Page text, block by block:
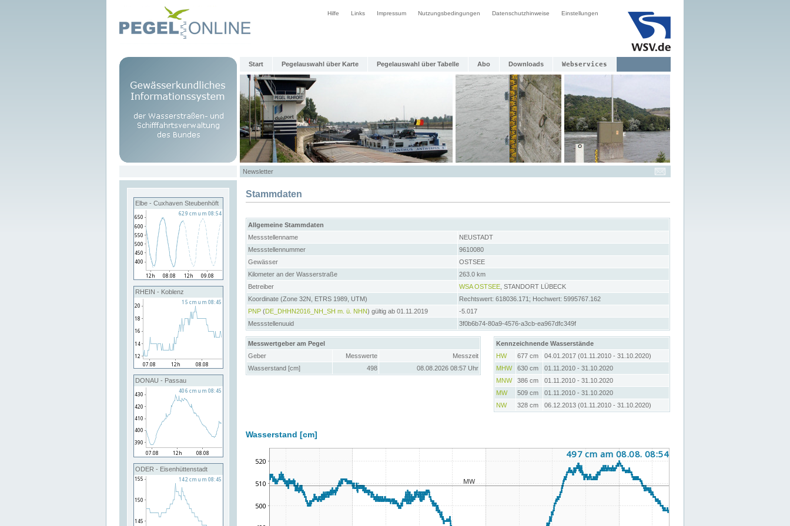
Hilfe Links Impressum Nutzungsbedingungen Datenschutzhinweise Einstellungen
Start Pegelauswahl über Karte Pegelauswahl über Tabelle Abo Downloads Webservices
Newsletter
Elbe - Cuxhaven Steubenhöft
RHEIN - Koblenz
DONAU - Passau
ODER - Eisenhüttenstadt
Stammdaten
Allgemeine Stammdaten
Messstellenname
NEUSTADT
Messstellennummer
9610080
Gewässer
OSTSEE
Kilometer an der Wasserstraße
263.0 km
Betreiber
WSA OSTSEE , STANDORT LÜBECK
Koordinate (Zone 32N, ETRS 1989, UTM)
Rechtswert: 618036.171; Hochwert: 5995767.162
PNP (DE_DHHN2016_NH_SH m. ü. NHN) gültig ab 01.11.2019
-5.017
Messstellenuuid
3f0b6b74-80a9-4576-a3cb-ea967dfc349f
Messwertgeber am Pegel
Geber
Messwerte
Messzeit
Wasserstand [cm]
498 08.08.2026 08:57 Uhr
Kennzeichnende Wasserstände
HW
677 cm
04.01.2017 (01.11.2010 - 31.10.2020)
MHW
630 cm
01.11.2010 - 31.10.2020
MNW
386 cm
01.11.2010 - 31.10.2020
MW
509 cm
01.11.2010 - 31.10.2020
NW
328 cm 06.12.2013 (01.11.2010 - 31.10.2020)
Wasserstand [cm]